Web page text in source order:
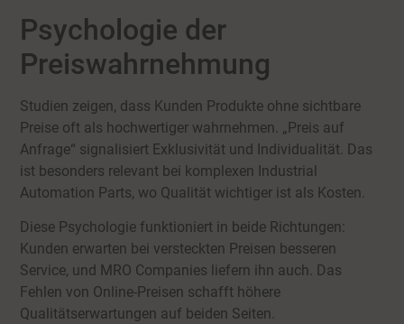
Psychologie der
Preiswahrnehmung
Studien zeigen, dass Kunden Produkte ohne sichtbare
Preise oft als hochwertiger wahrnehmen. „Preis auf
Anfrage“ signalisiert Exklusivität und Individualität. Das
ist besonders relevant bei komplexen Industrial
Automation Parts, wo Qualität wichtiger ist als Kosten.
Diese Psychologie funktioniert in beide Richtungen:
Kunden erwarten bei versteckten Preisen besseren
Service, und MRO Companies liefern ihn auch. Das
Fehlen von Online-Preisen schafft höhere
Qualitätserwartungen auf beiden Seiten.